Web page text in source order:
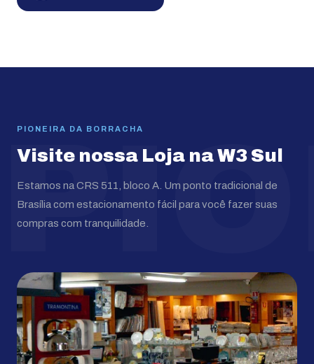
PIONEIRA DA BORRACHA
Visite nossa Loja na W3 Sul
Estamos na CRS 511, bloco A. Um ponto tradicional de
Brasília com estacionamento fácil para você fazer suas
compras com tranquilidade.